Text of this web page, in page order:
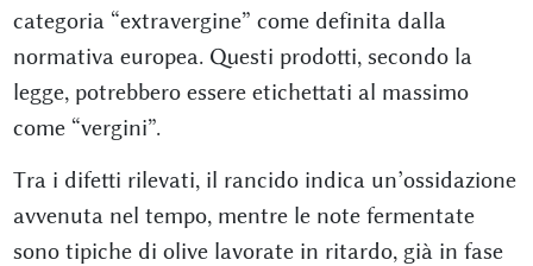
categoria “extravergine” come definita dalla
normativa europea. Questi prodotti, secondo la
legge, potrebbero essere etichettati al massimo
come “vergini”.
Tra i difetti rilevati, il rancido indica un’ossidazione
avvenuta nel tempo, mentre le note fermentate
sono tipiche di olive lavorate in ritardo, già in fase